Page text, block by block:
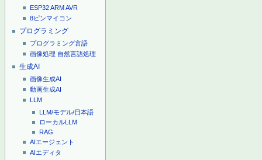
ESP32ARMAVR
8ピンマイコン
プログラミング
プログラミング言語
画像処理 自然言語処理
生成AI
画像生成AI
動画生成AI
LLM
LLM/モデル/日本語
ローカルLLM
RAG
AIエージェント
AIエディタ